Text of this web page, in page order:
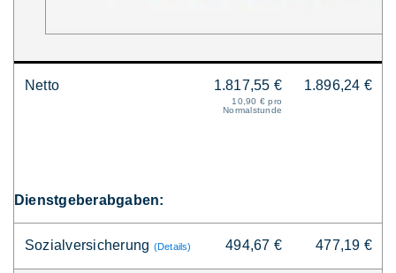
Netto 1.817,55 €
10,90 € pro
Normalstunde
1.896,24 €
Dienstgeberabgaben:
Sozialversicherung (Details) 494,67 € 477,19 €